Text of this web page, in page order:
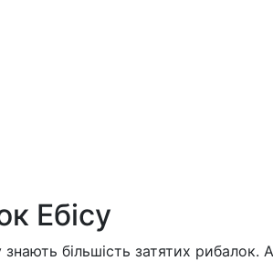
Ебісу
більшість затятих